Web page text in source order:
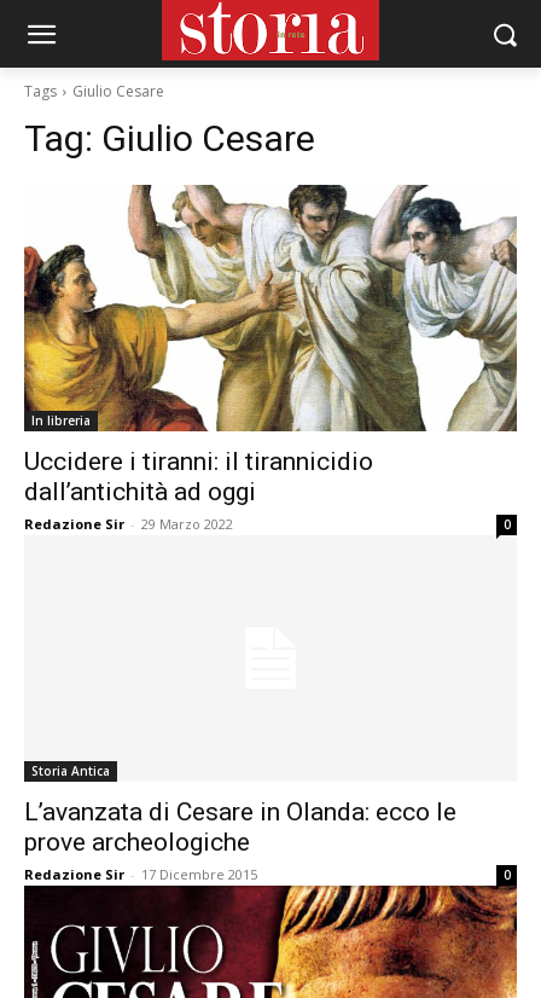
Tags Giulio Cesare
Tag: Giulio Cesare
In libreria
Uccidere i tiranni: il tirannicidio
dall’antichità ad oggi
Redazione Sir - 29 Marzo 2022 0
Storia Antica
L’avanzata di Cesare in Olanda: ecco le
prove archeologiche
Redazione Sir - 17 Dicembre 2015 0